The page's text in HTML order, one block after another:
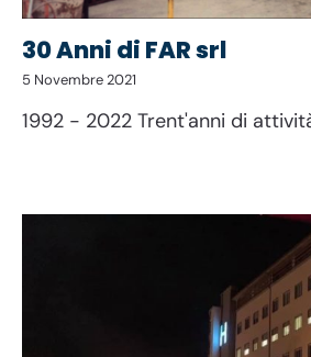
30 Anni di FAR srl
5 Novembre 2021
1992 - 2022 Trent'anni di